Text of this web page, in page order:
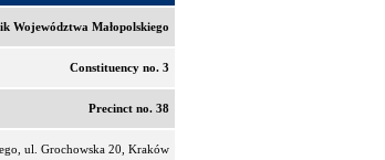
Województwa Małopolskiego
Constituency no. 3
Precinct no. 38
ul. Grochowska 20, Kraków